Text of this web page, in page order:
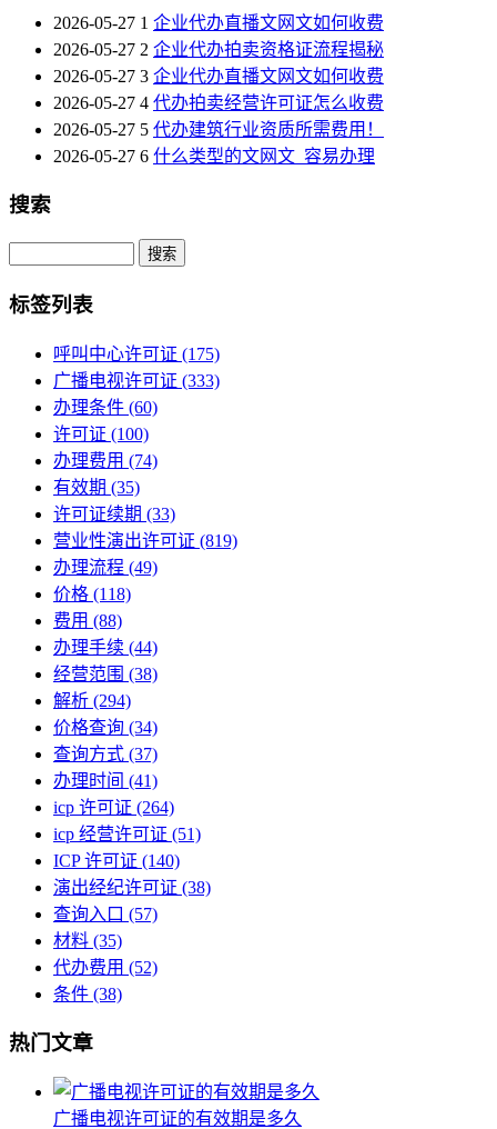
2026-05-27 1 企业代办直播文网文如何收费
2026-05-27 2 企业代办拍卖资格证流程揭秘
2026-05-27 3 企业代办直播文网文如何收费
2026-05-27 4 代办拍卖经营许可证怎么收费
2026-05-27 5 代办建筑行业资质所需费用！
2026-05-27 6 什么类型的文网文_容易办理
搜索
Search
标签列表
呼叫中心许可证 (175)
广播电视许可证 (333)
办理条件 (60)
许可证 (100)
办理费用 (74)
有效期 (35)
许可证续期 (33)
营业性演出许可证 (819)
办理流程 (49)
价格 (118)
费用 (88)
办理手续 (44)
经营范围 (38)
解析 (294)
价格查询 (34)
查询方式 (37)
办理时间 (41)
icp 许可证 (264)
icp 经营许可证 (51)
ICP 许可证 (140)
演出经纪许可证 (38)
查询入口 (57)
材料 (35)
代办费用 (52)
条件 (38)
热门文章
广播电视许可证的有效期是多久